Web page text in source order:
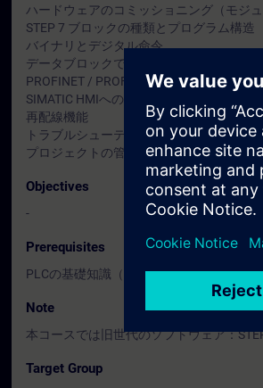
ハードウェアのコミッショニング（モジ
STEP 7 ブロックの種類とプログラム構造
バイナリとデジタル命令
データブロックでのデータ管理
PROFINET / PROFIBUS DP リモートI/Oの
SIMATIC HMIへのWinCC flexibleからのデー
再配線機能
トラブルシューティング、診断
プロジェクトの管理（圧縮、解凍、削除
Objectives
-
Prerequisites
PLCの基礎知識（他社製PLCの経験など
Note
本コースでは旧世代のソフトウェア：
Target Group